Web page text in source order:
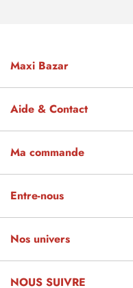
Maxi Bazar
Aide & Contact
Ma commande
Entre-nous
Nos univers
NOUS SUIVRE